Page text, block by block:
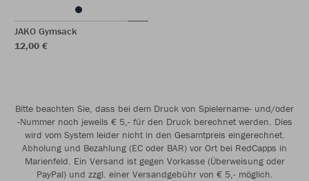
JAKO Gymsack
12,00 €
Bitte beachten Sie, dass bei dem Druck von Spielername- und/oder
-Nummer noch jeweils € 5,- für den Druck berechnet werden. Dies
wird vom System leider nicht in den Gesamtpreis eingerechnet.
Abholung und Bezahlung (EC oder BAR) vor Ort bei RedCapps in
Marienfeld. Ein Versand ist gegen Vorkasse (Überweisung oder
PayPal) und zzgl. einer Versandgebühr von € 5,- möglich.